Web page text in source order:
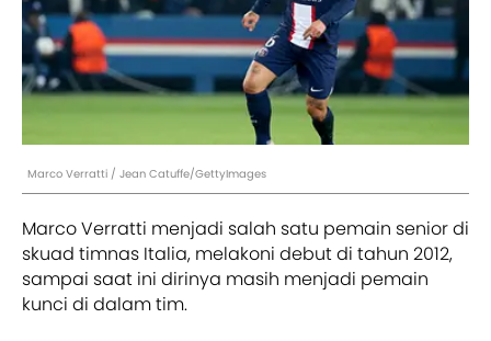
Marco Verratti / Jean Catuffe/GettyImages
Marco Verratti menjadi salah satu pemain senior di
skuad timnas Italia, melakoni debut di tahun 2012,
sampai saat ini dirinya masih menjadi pemain
kunci di dalam tim.